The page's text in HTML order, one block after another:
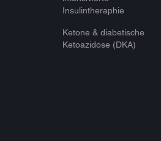
Insulintheraphie
Ketone & diabetische
Ketoazidose (DKA)